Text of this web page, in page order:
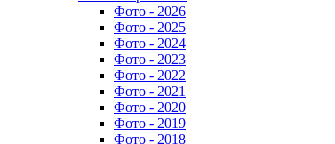
Фото - 2026
Фото - 2025
Фото - 2024
Фото - 2023
Фото - 2022
Фото - 2021
Фото - 2020
Фото - 2019
Фото - 2018